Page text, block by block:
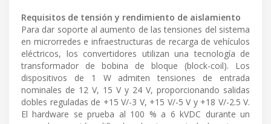
Requisitos de tensión y rendimiento de aislamiento
Para dar soporte al aumento de las tensiones del sistema
en microrredes e infraestructuras de recarga de vehículos
eléctricos, los convertidores utilizan una tecnología de
transformador de bobina de bloque (block-coil). Los
dispositivos de 1 W admiten tensiones de entrada
nominales de 12 V, 15 V y 24 V, proporcionando salidas
dobles reguladas de +15 V/-3 V, +15 V/-5 V y +18 V/-2.5 V.
El hardware se prueba al 100 % a 6 kVDC durante un